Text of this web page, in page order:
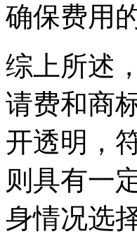
确保费用
综上所述
请费和商
开透明，
则具有一
身情况选